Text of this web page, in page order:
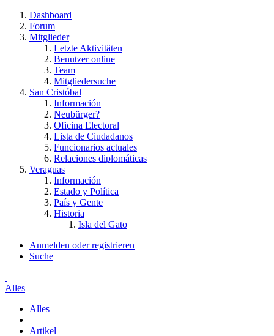
Dashboard
Forum
Mitglieder
Letzte Aktivitäten
Benutzer online
Team
Mitgliedersuche
San Cristóbal
Información
Neubürger?
Oficina Electoral
Lista de Ciudadanos
Funcionarios actuales
Relaciones diplomáticas
Veraguas
Información
Estado y Política
País y Gente
Historia
Isla del Gato
Anmelden oder registrieren
Suche
Alles
Alles
Artikel